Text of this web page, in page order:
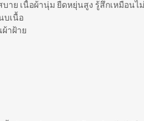
าย เนื้อผ้านุ่ม ยืดหยุ่นสูง รู้สึกเหมือน
บเนื้อ
าฝ้าย